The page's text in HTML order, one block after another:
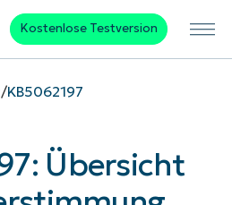
Kostenlose Testversion
/KB5062197
Übersicht